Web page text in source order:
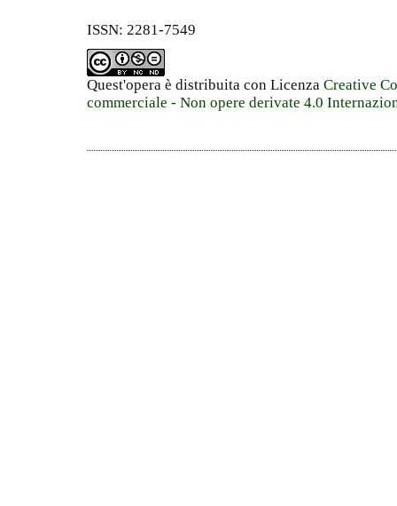
ISSN: 2281-7549
Quest'opera è distribuita con Licenza Creative
commerciale - Non opere derivate 4.0